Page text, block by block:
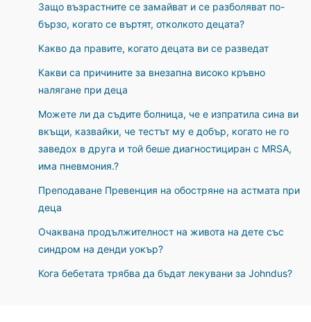
Защо възрастните се замайват и се разболяват по-
бързо, когато се въртят, отколкото децата?
Какво да правите, когато децата ви се разведат
Какви са причините за внезапна високо кръвно
налягане при деца
Можете ли да съдите болница, че е изпратила сина ви
вкъщи, казвайки, че тестът му е добър, когато не го
заведох в друга и той беше диагностициран с MRSA,
има пневмония.?
Преподаване Превенция на обостряне на астмата при
деца
Очаквана продължителност на живота на дете със
синдром на денди уокър?
Кога бебетата трябва да бъдат лекувани за Johndus?